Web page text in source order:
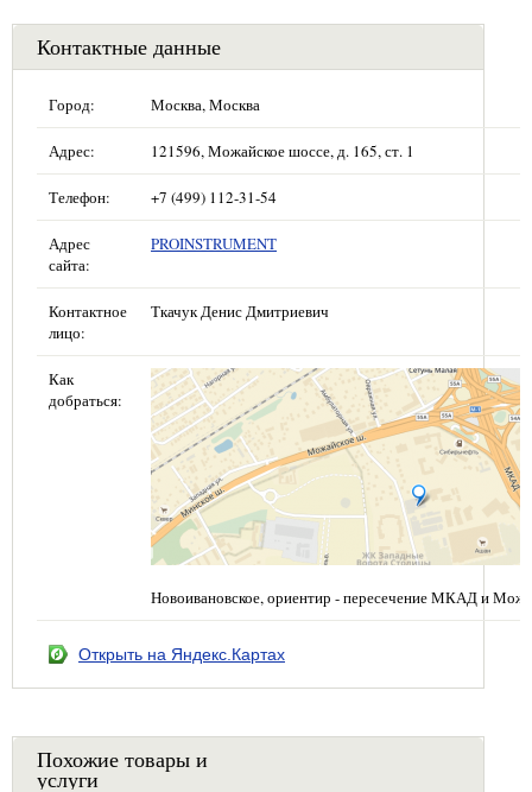
Контактные данные
Город: Москва, Москва
Адрес: 121596, Можайское шоссе, д. 165, ст. 1
Телефон: +7 (499) 112-31-54
Адрес
сайта:
PROINSTRUMENT
Контактное
лицо:
Ткачук Денис Дмитриевич
Как
добраться:
Новоивановское, ориентир - пересечение МКАД и
Открыть на Яндекс.Картах
Похожие товары и
услуги